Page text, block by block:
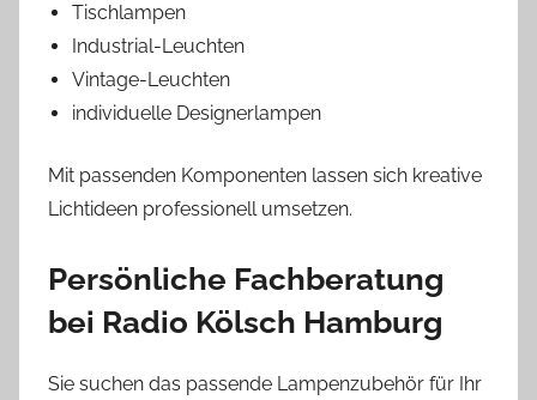
Tischlampen
Industrial-Leuchten
Vintage-Leuchten
individuelle Designerlampen
Mit passenden Komponenten lassen sich kreative
Lichtideen professionell umsetzen.
Persönliche Fachberatung
bei Radio Kölsch Hamburg
Sie suchen das passende Lampenzubehör für Ihr